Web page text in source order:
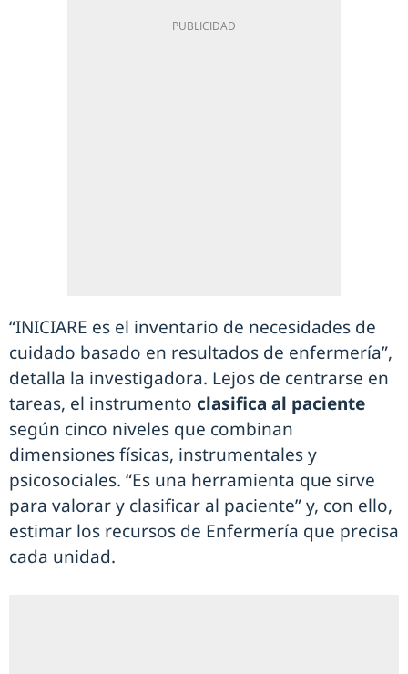
“INICIARE es el inventario de necesidades de
cuidado basado en resultados de enfermería”,
detalla la investigadora. Lejos de centrarse en
tareas, el instrumento clasifica al paciente
según cinco niveles que combinan
dimensiones físicas, instrumentales y
psicosociales. “Es una herramienta que sirve
para valorar y clasificar al paciente” y, con ello,
estimar los recursos de Enfermería que precisa
cada unidad.